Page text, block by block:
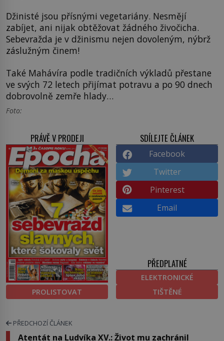
Džinisté jsou přísnými vegetariány. Nesmějí
zabíjet, ani nijak obtěžovat žádného živočicha.
Sebevražda je v džinismu nejen dovoleným, nýbrž
záslužným činem!
Také Mahávíra podle tradičních výkladů přestane
ve svých 72 letech přijímat potravu a po 90 dnech
dobrovolně zemře hlady…
Foto:
PRÁVĚ V PRODEJI
PROLISTOVAT
SDÍLEJTE ČLÁNEK
Facebook
Twitter
Pinterest
Email
PŘEDPLATNÉ
ELEKTRONICKÉ
TIŠTĚNÉ
PŘEDCHOZÍ ČLÁNEK
Atentát na Ludvíka XV.: Život mu zachránil